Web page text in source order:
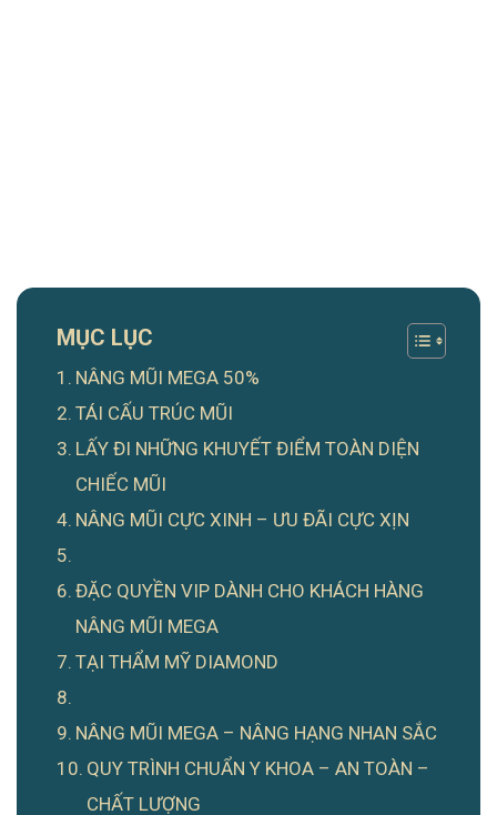
MỤC LỤC
NÂNG MŨI MEGA 50%
TÁI CẤU TRÚC MŨI
LẤY ĐI NHỮNG KHUYẾT ĐIỂM TOÀN DIỆN
CHIẾC MŨI
NÂNG MŨI CỰC XINH – ƯU ĐÃI CỰC XỊN
ĐẶC QUYỀN VIP DÀNH CHO KHÁCH HÀNG
NÂNG MŨI MEGA
TẠI THẨM MỸ DIAMOND
NÂNG MŨI MEGA – NÂNG HẠNG NHAN SẮC
QUY TRÌNH CHUẨN Y KHOA – AN TOÀN –
CHẤT LƯỢNG